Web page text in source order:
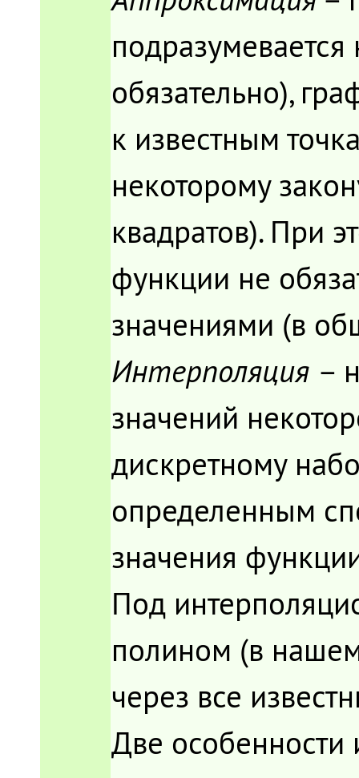
обязательно),
к известным
некоторому
квадратов). При
функции не
значениями (в
Интерполяция –
значений
дискретному
определенным
значения
Под
полином (в
через все
Две особенности